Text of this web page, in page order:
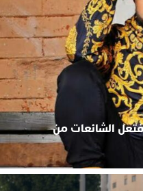
الشائعات من